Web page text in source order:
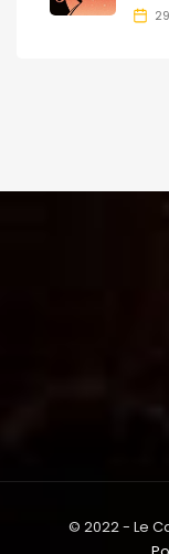
© 2022 - Le